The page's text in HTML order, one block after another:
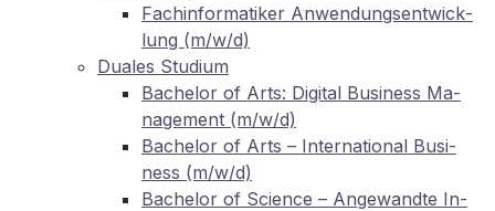
Fach­in­for­ma­ti­ker An­wen­dungs­ent­wick­
lung (m/w/d)
Dua­les Studium
Ba­che­lor of Arts: Di­gi­tal Busi­ness Ma­
nage­ment (m/w/d)
Ba­che­lor of Arts – In­ter­na­tio­nal Busi­
ness (m/w/d)
Ba­che­lor of Sci­ence – An­ge­wand­te In­